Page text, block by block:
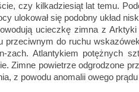
czy kilkadziesiąt lat temu.
ulokował się podobny układ
ucieczkę zimna z
przeciwnym do ruchu
zach. Atlantykiem potężnych
Zimne powietrze odgrodzone
z powodu anomalii owego